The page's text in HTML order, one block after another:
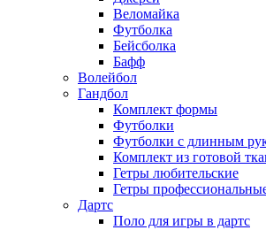
Веломайка
Футболка
Бейсболка
Бафф
Волейбол
Гандбол
Комплект формы
Футболки
Футболки с длинным
Комплект из готовой
Гетры любительские
Гетры
Дартс
Поло для игры в дартс